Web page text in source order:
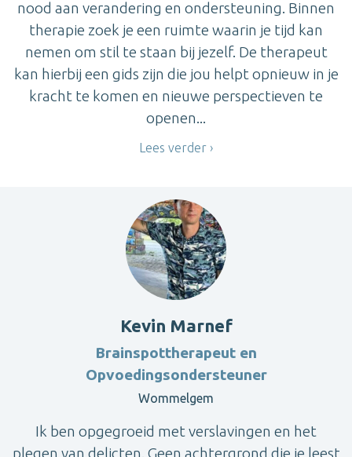
nood aan verandering en ondersteuning. Binnen
therapie zoek je een ruimte waarin je tijd kan
nemen om stil te staan bij jezelf. De therapeut
kan hierbij een gids zijn die jou helpt opnieuw in je
kracht te komen en nieuwe perspectieven te
openen...
Lees verder
Kevin Marnef
Brainspottherapeut en
Opvoedingsondersteuner
Wommelgem
Ik ben opgegroeid met verslavingen en het
plegen van delicten. Geen achtergrond die je leest